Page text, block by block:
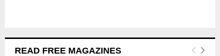
READ FREE MAGAZINES